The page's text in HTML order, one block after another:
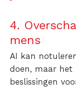
4.
mens
AI kan
doen, maar het
beslissingen